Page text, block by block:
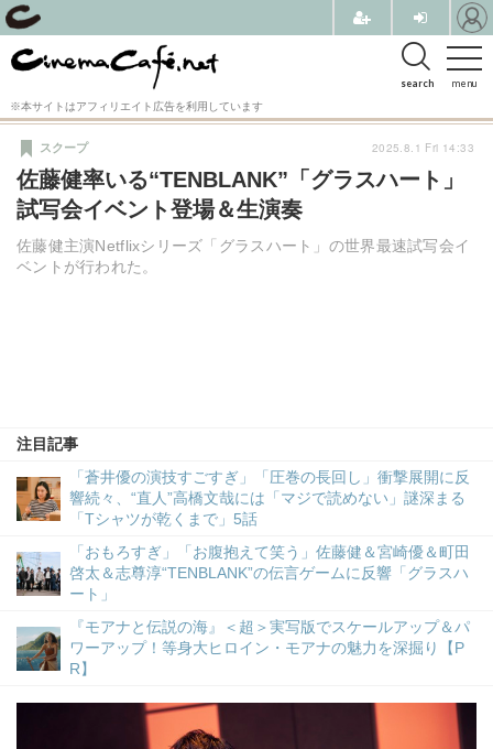
menu
search
※本サイトはアフィリエイト広告を利用しています
佐藤健率いる“TENBLANK”「グラスハート」
試写会イベント登場＆生演奏
佐藤健主演Netflixシリーズ「グラスハート」の世界最速試写会イ
ベントが行われた。
スクープ
注目記事
「蒼井優の演技すごすぎ」「圧巻の長回し」衝撃展開に反
響続々、“直人”高橋文哉には「マジで読めない」謎深まる
「Tシャツが乾くまで」5話
「おもろすぎ」「お腹抱えて笑う」佐藤健＆宮崎優＆町田
啓太＆志尊淳“TENBLANK”の伝言ゲームに反響「グラスハ
ート」
『モアナと伝説の海』＜超＞実写版でスケールアップ＆パ
ワーアップ！等身大ヒロイン・モアナの魅力を深掘り【P
R】
2025.8.1 Fri 14:33